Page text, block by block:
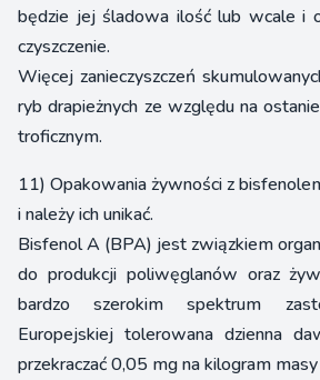
będzie jej śladowa ilość lub wcale i
czyszczenie.
Więcej zanieczyszczeń
ryb drapieżnych ze względu na
troficznym.
11) Opakowania żywności z
i należy ich unikać.
Bisfenol A (BPA) jest związkiem
do produkcji poliwęglanów oraz
bardzo szerokim spektrum
Europejskiej tolerowana dzienna
przekraczać 0,05 mg na kilogram masy